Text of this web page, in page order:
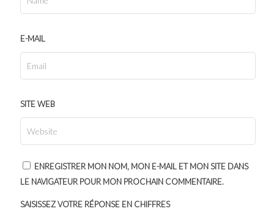
E-MAIL
SITE WEB
ENREGISTRER MON NOM, MON E-MAIL ET MON SITE DANS
LE NAVIGATEUR POUR MON PROCHAIN COMMENTAIRE.
SAISISSEZ VOTRE RÉPONSE EN CHIFFRES